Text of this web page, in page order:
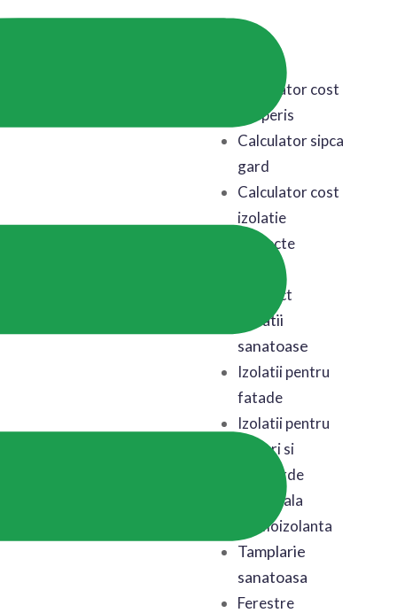
Calculator cost
acoperis
Calculator sipca
gard
Calculator cost
izolatie
Proiecte
Contact
Izolatii
sanatoase
Izolatii pentru
fatade
Izolatii pentru
poduri si
mansarde
Astereala
termoizolanta
Tamplarie
sanatoasa
Ferestre